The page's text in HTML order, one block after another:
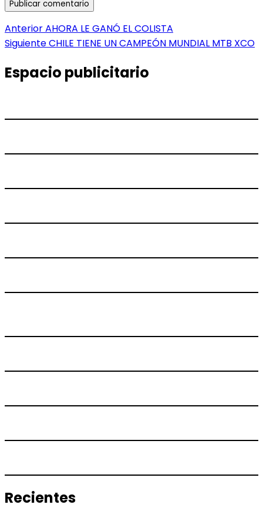
Navegación
de
entradas
AnteriorEntrada
anterior:
AHORA LE GANÓ EL COLISTA
SiguienteEntrada
CHILE TIENE UN CAMPEÓN MUNDIAL MTB XCO
Espacio publicitario
Recientes